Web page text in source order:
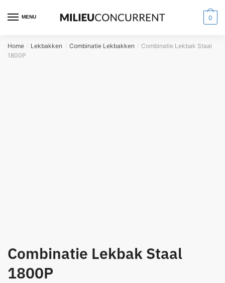
MENU 0
Home / Lekbakken / Combinatie Lekbakken / Combinatie Lekbak Staal
1800P
Combinatie Lekbak Staal
1800P